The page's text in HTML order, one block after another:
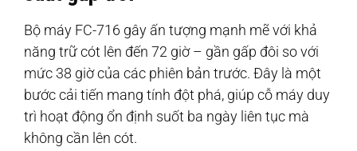
Bộ máy FC-716 gây ấn tượng mạnh mẽ với khả
năng trữ cót lên đến 72 giờ – gần gấp đôi so với
mức 38 giờ của các phiên bản trước. Đây là một
bước cải tiến mang tính đột phá, giúp cỗ máy duy
trì hoạt động ổn định suốt ba ngày liên tục mà
không cần lên cót.